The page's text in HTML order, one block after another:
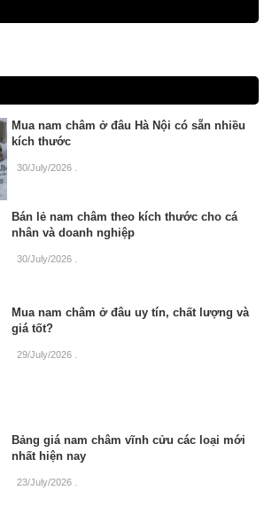
Mua nam châm ở đâu Hà Nội có sẵn nhiều
kích thước
30/July/2026
Bán lẻ nam châm theo kích thước cho cá
nhân và doanh nghiệp
30/July/2026 .
Mua nam châm ở đâu uy tín, chất lượng và
giá tốt?
29/July/2026
Bảng giá nam châm vĩnh cửu các loại mới
nhất hiện nay
23/July/2026